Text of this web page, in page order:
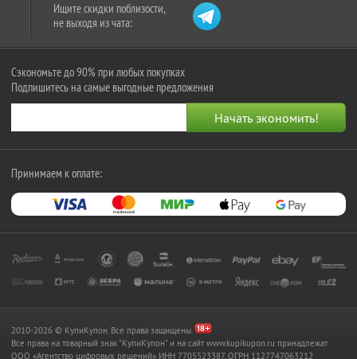
Ищите скидки поблизости,
не выходя из чата:
Сэкономьте до 90% при любых покупках
Подпишитесь на самые выгодные предложения
Принимаем к оплате:
2010-2026 © КупиКупон. Все права защищены.
Все права на товарный знак "КупиКупон" и на сайт www.kupikupon.ru принадлежат
OOO «Агентство цифровых решений» ИНН 7705523387, ОГРН 1127747063212